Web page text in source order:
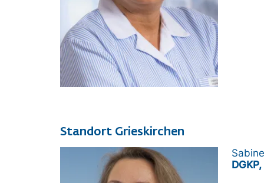
Standort Grieskirchen